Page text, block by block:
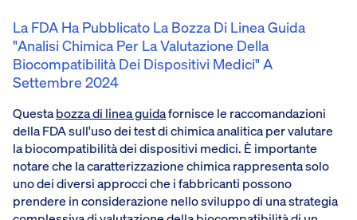
La FDA Ha Pubblicato La Bozza Di Linea Guida
"Analisi Chimica Per La Valutazione Della
Biocompatibilità Dei Dispositivi Medici" A
Settembre 2024
Questabozza di linea guidafornisce le raccomandazioni
della FDA sull'uso dei test di chimica analitica per valutare
la biocompatibilità dei dispositivi medici. È importante
notare che la caratterizzazione chimica rappresenta solo
uno dei diversi approcci che i fabbricanti possono
prendere in considerazione nello sviluppo di una strategia